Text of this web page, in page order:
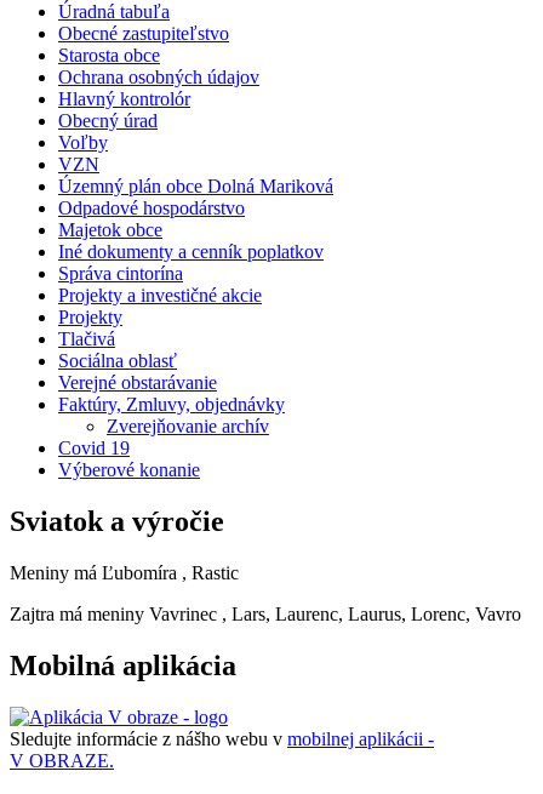
Úradná tabuľa
Obecné zastupiteľstvo
Starosta obce
Ochrana osobných údajov
Hlavný kontrolór
Obecný úrad
Voľby
VZN
Územný plán obce Dolná Mariková
Odpadové hospodárstvo
Majetok obce
Iné dokumenty a cenník poplatkov
Správa cintorína
Projekty a investičné akcie
Projekty
Tlačivá
Sociálna oblasť
Verejné obstarávanie
Faktúry, Zmluvy, objednávky
Zverejňovanie archív
Covid 19
Výberové konanie
Sviatok a výročie
Meniny má Ľubomíra , Rastic
Zajtra má meniny Vavrinec , Lars, Laurenc, Laurus, Lorenc, Vavro
Mobilná aplikácia
Sledujte informácie z nášho webu v mobilnej aplikácii -
V OBRAZE.